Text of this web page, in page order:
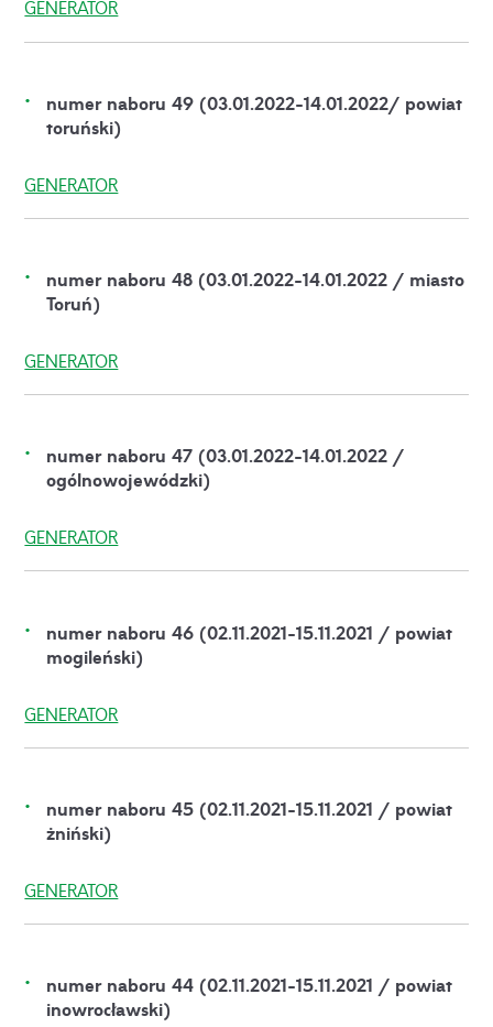
GENERATOR
numer naboru 49 (03.01.2022-14.01.2022/ powiat
toruński)
GENERATOR
numer naboru 48 (03.01.2022-14.01.2022 / miasto
Toruń)
GENERATOR
numer naboru 47 (03.01.2022-14.01.2022 /
ogólnowojewódzki)
GENERATOR
numer naboru 46 (02.11.2021-15.11.2021 / powiat
mogileński)
GENERATOR
numer naboru 45 (02.11.2021-15.11.2021 / powiat
żniński)
GENERATOR
numer naboru 44 (02.11.2021-15.11.2021 / powiat
inowrocławski)